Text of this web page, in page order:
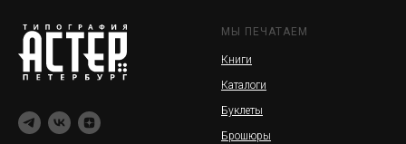
МЫ ПЕЧАТАЕМ
Книги
Каталоги
Буклеты
Брошюры